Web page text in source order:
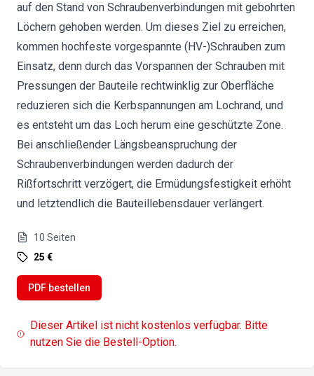
auf den Stand von Schraubenverbindungen mit gebohrten
Löchern gehoben werden. Um dieses Ziel zu erreichen,
kommen hochfeste vorgespannte (HV-)Schrauben zum
Einsatz, denn durch das Vorspannen der Schrauben mit
Pressungen der Bauteile rechtwinklig zur Oberfläche
reduzieren sich die Kerbspannungen am Lochrand, und
es entsteht um das Loch herum eine geschützte Zone.
Bei anschließender Längsbeanspruchung der
Schraubenverbindungen werden dadurch der
Rißfortschritt verzögert, die Ermüdungsfestigkeit erhöht
und letztendlich die Bauteillebensdauer verlängert.
10 Seiten
25 €
PDF bestellen
Dieser Artikel ist nicht kostenlos verfügbar. Bitte
nutzen Sie die Bestell-Option.